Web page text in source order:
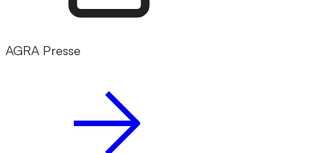
AGRA Presse